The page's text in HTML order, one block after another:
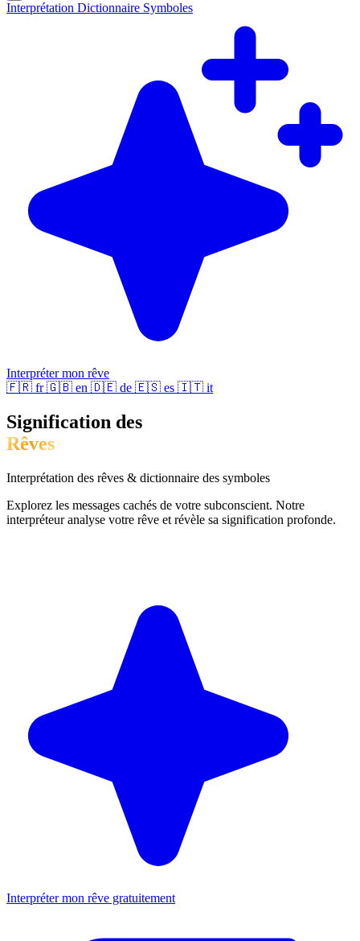
Interprétation Dictionnaire Symboles
Interpréter mon rêve
🇫🇷 fr 🇬🇧 en 🇩🇪 de 🇪🇸 es 🇮🇹 it
Signification des
Rêves
Interprétation des rêves & dictionnaire des symboles
Explorez les messages cachés de votre subconscient. Notre
interpréteur analyse votre rêve et révèle sa signification profonde.
Interpréter mon rêve gratuitement